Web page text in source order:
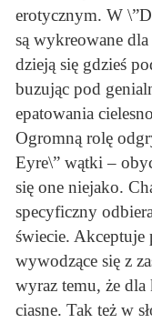
erotycznym. W
są wykreowane
dzieją się gdzieś
buzując pod
epatowania
Ogromną rolę
Eyre\” wątki –
się one niejako.
specyficzny
świecie. Akceptuje
wywodzące się z
wyraz temu, że
ciasne. Tak też w